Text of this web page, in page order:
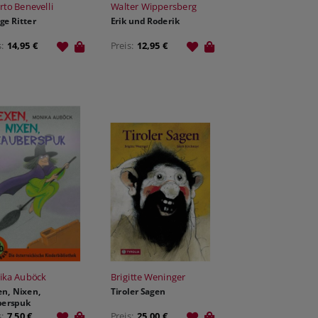
Benevelli
Ritter
14,95 €
Walter Wippersberg
Erik und Roderik
Preis: 12,95 €
Auböck
Nixen,
Brigitte Weninger
Tiroler Sagen